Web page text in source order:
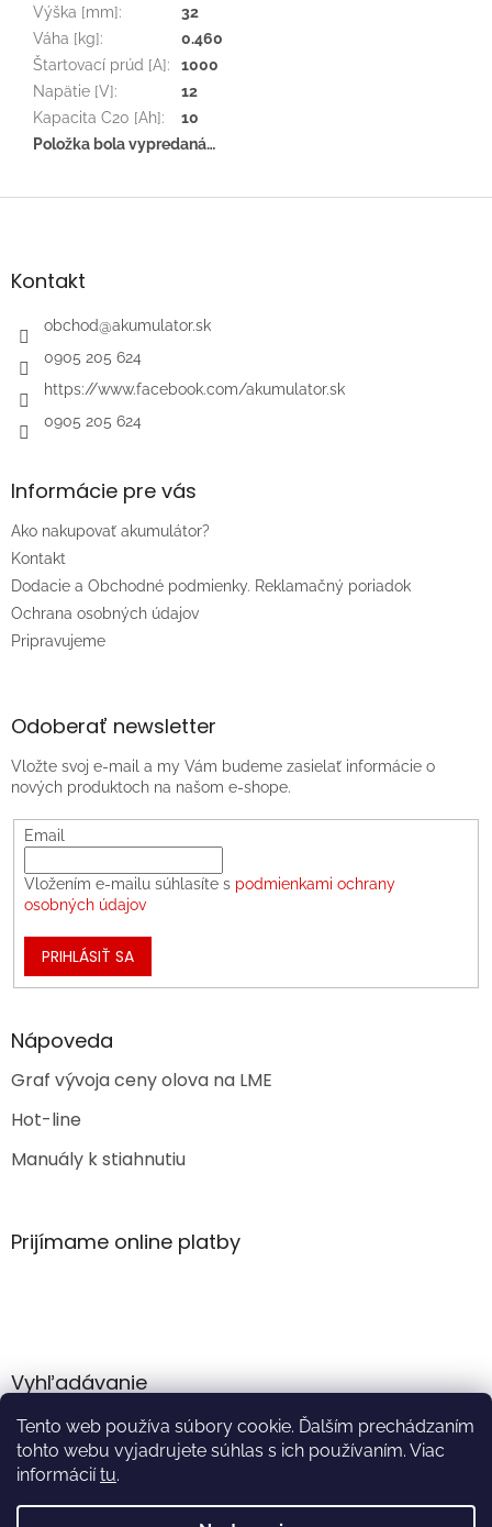
Tento web používa súbory cookie. Ďalším prechádzaním
tohto webu vyjadrujete súhlas s ich používaním. Viac
informáciítu.
Výška [mm]:
32
Váha [kg]:
0.460
Štartovací prúd [A]:
1000
Napätie [V]:
12
Kapacita C20 [Ah]:
10
Položka bola vypredaná…
Z
äKontakt
obchod@akumulator.sk
0905 205 624
https://www.facebook.com/akumulator.sk
0905 205 624
Informácie pre vás
Ako nakupovať akumulátor?
Kontakt
Dodacie a Obchodné podmienky. Reklamačný poriadok
Ochrana osobných údajov
Pripravujeme
Odoberať newsletter
Vložte svoj e-mail a my Vám budeme zasielať informácie o
nových produktoch na našom e-shope.
Email
Vložením e-mailu súhlasíte s podmienkami ochrany
osobných údajov
PRIHLÁSIŤ SA
Nápoveda
Graf vývoja ceny olova na LME
Hot-line
Manuály k stiahnutiu
Prijímame online platby
Vyhľadávanie
HĽADAŤ